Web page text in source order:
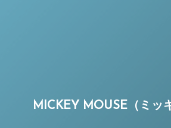
MICKEY MOUSE（ミッ